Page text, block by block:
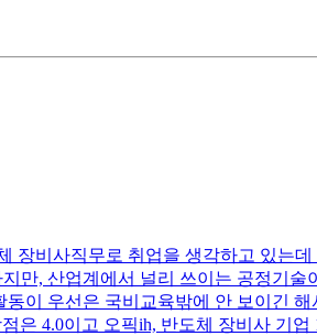
장비사직무로 취업을 생각하고 있는
만, 산업계에서 널리 쓰이는 공정기
이 우선은 국비교육밖에 안 보이긴
4.0이고 오픽ih, 반도체 장비사 기